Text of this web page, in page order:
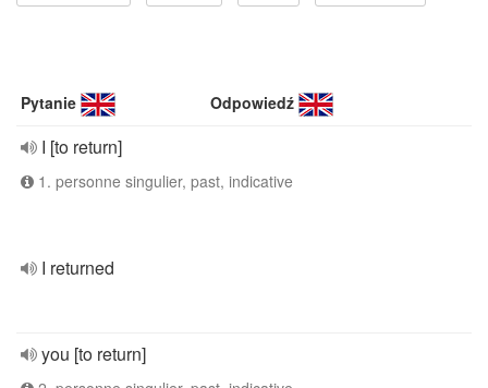
Pytanie Odpowiedź
I [to return]
1. personne singulier, past, indicative
I returned
you [to return]